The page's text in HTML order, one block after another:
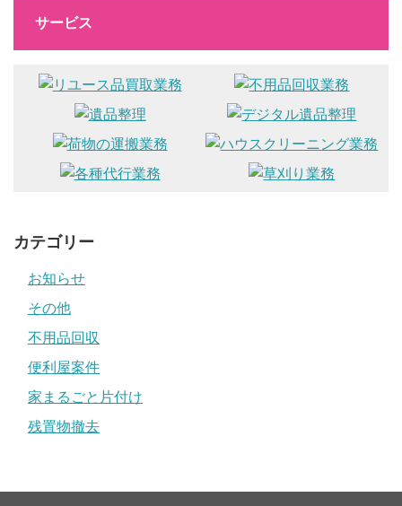
サービス
カテゴリー
お知らせ
その他
不用品回収
便利屋案件
家まるごと片付け
残置物撤去